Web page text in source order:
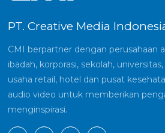
PT. Creative Media
CMI berpartner dengan perusahaan
ibadah, korporasi, sekolah,
usaha retail, hotel dan pusat
audio video untuk memberikan
menginspirasi.